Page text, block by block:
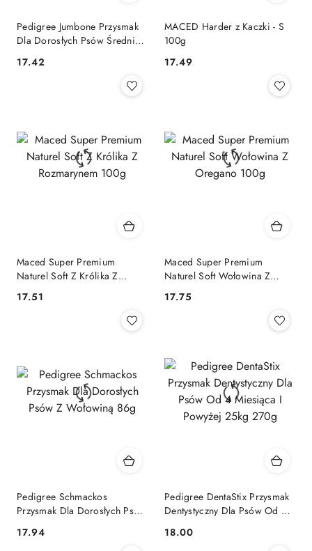
Pedigree Jumbone Przysmak
Dla Dorosłych Psów Średniej
Cena:
17.42
MACED Harder z Kaczki - S
100g
Cena:
17.49
Maced Super Premium
Naturel Soft Z Królika Z
Cena:
17.51
Maced Super Premium
Naturel Soft Wołowina Z
Cena:
17.75
Pedigree Schmackos
Przysmak Dla Dorosłych Psów
Cena:
17.94
Pedigree DentaStix Przysmak
Dentystyczny Dla Psów Od 4
270g
Cena:
18.00